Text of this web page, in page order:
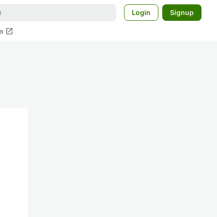
Login Signup
open_in_new